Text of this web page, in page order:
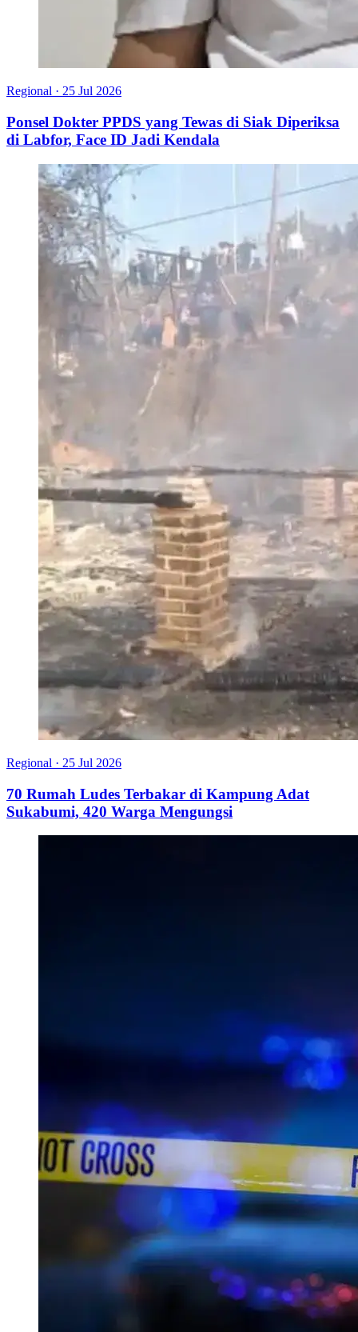
Regional · 25 Jul 2026
Ponsel Dokter PPDS yang Tewas di Siak Diperiksa
di Labfor, Face ID Jadi Kendala
Regional · 25 Jul 2026
70 Rumah Ludes Terbakar di Kampung Adat
Sukabumi, 420 Warga Mengungsi